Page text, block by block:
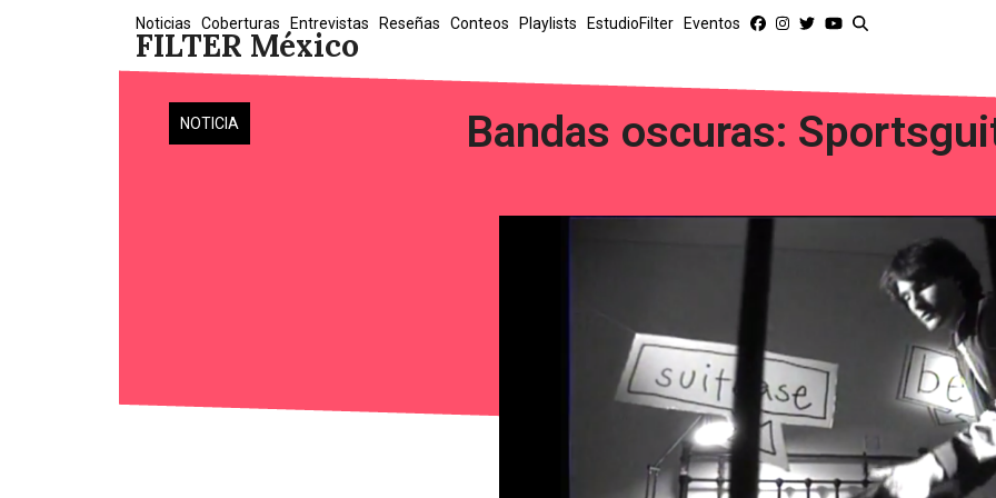
FILTER México
Noticias Coberturas Entrevistas Reseñas Conteos Playlists EstudioFilter Eventos
NOTICIA Bandas oscuras: